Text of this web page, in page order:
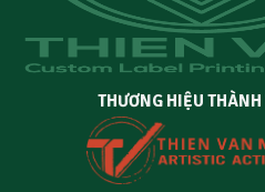
THƯƠNG HIỆU